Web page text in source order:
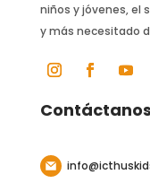
niños y jóvenes, el
y más necesitado
Contáctanos